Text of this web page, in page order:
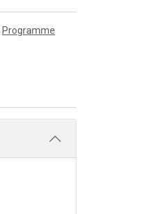
Programme